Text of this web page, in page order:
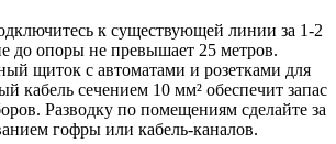
к существующей линии за 1-2
до опоры не превышает 25 метров.
щиток с автоматами и розетками для
кабель сечением 10 мм² обеспечит запас
Разводку по помещениям сделайте за
гофры или кабель-каналов.